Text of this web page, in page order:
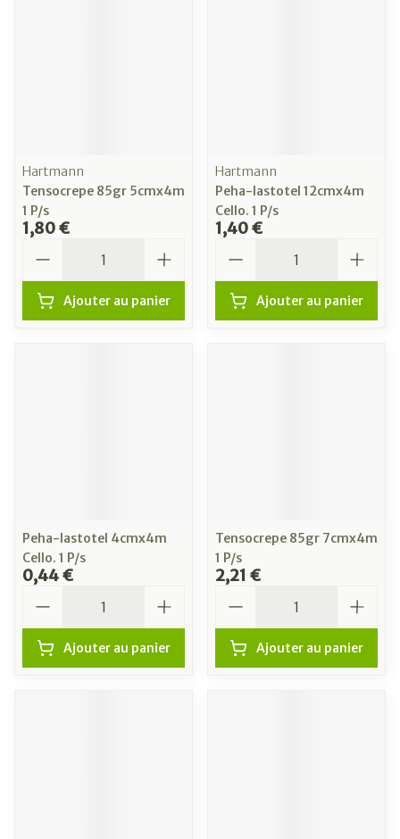
Hartmann
Tensocrepe 85gr 5cmx4m
1 P/s
1,80 €
Ajouter au panier
Hartmann
Peha-lastotel 12cmx4m
Cello. 1 P/s
1,40 €
Ajouter au panier
Peha-lastotel 4cmx4m
Cello. 1 P/s
0,44 €
Ajouter au panier
Tensocrepe 85gr 7cmx4m
1 P/s
2,21 €
Ajouter au panier